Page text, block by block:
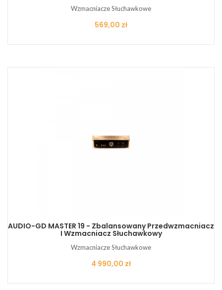
Wzmacniacze Słuchawkowe
Cena
569,00 zł
AUDIO-GD MASTER 19 - Zbalansowany Przedwzmacniacz
I Wzmacniacz Słuchawkowy
Wzmacniacze Słuchawkowe
Cena
4 990,00 zł